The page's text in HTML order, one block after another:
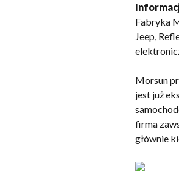
Fabryka
Jeep,
Morsun
jest już
firma
głównie